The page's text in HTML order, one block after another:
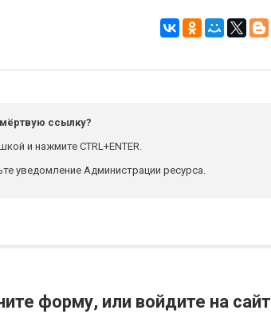
ссылку?
и нажмите CTRL+ENTER.
уведомление Администрации ресурса.
форму, или войдите на сайт